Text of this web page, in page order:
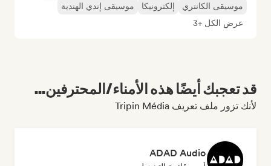
موسيقى الكانتري
إلكترونيكا
موسيقى إندي الهندية
عرض الكل +3
قد تعجبك أيضًا هذه الأمناء/المحترفين...
لأنك تزور ملف تعريف Tripin Média
ADAD Audio